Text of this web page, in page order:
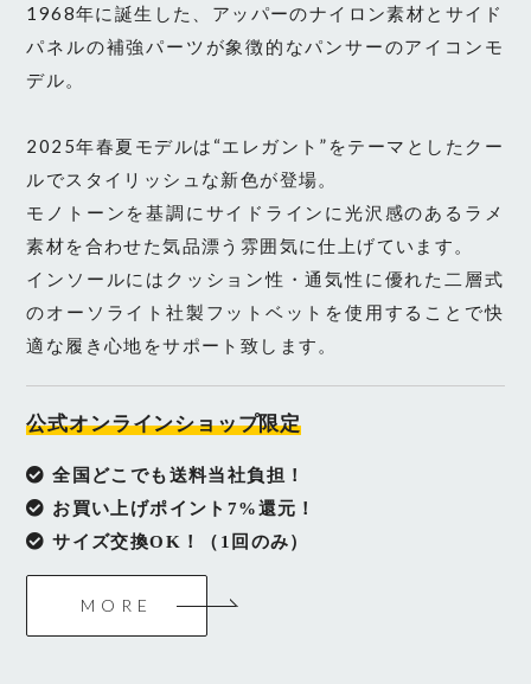
1968年に誕生した、アッパーのナイロン素材とサイド
パネルの補強パーツが象徴的なパンサーのアイコンモ
デル。
2025年春夏モデルは“エレガント”をテーマとしたクー
ルでスタイリッシュな新色が登場。
モノトーンを基調にサイドラインに光沢感のあるラメ
素材を合わせた気品漂う雰囲気に仕上げています。
インソールにはクッション性・通気性に優れた二層式
のオーソライト社製フットベットを使用することで快
適な履き心地をサポート致します。
公式オンラインショップ限定
全国どこでも送料当社負担！
お買い上げポイント7%還元！
サイズ交換OK！（1回のみ）
MORE